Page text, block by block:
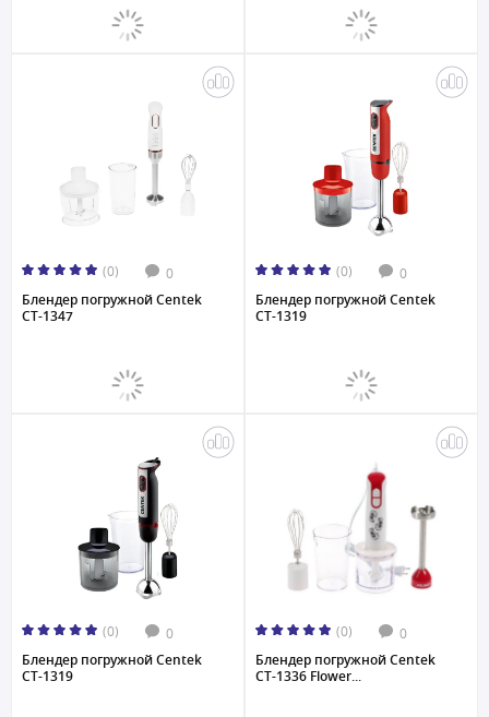
(0) 0
Блендер погружной Centek
CT-1347
(0) 0
Блендер погружной Centek
CT-1319
(0) 0
Блендер погружной Centek
CT-1319
(0) 0
Блендер погружной Centek
CT-1336 Flower...